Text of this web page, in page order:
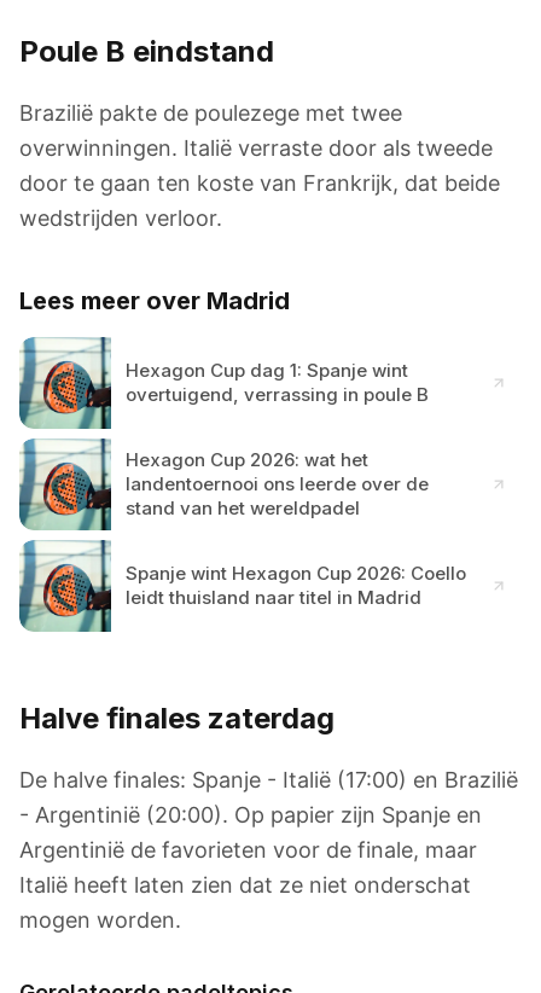
Poule B eindstand
Brazilië pakte de poulezege met twee
overwinningen. Italië verraste door als tweede
door te gaan ten koste van Frankrijk, dat beide
wedstrijden verloor.
Lees meer over Madrid
Hexagon Cup dag 1: Spanje wint
overtuigend, verrassing in poule B
Hexagon Cup 2026: wat het
landentoernooi ons leerde over de
stand van het wereldpadel
Spanje wint Hexagon Cup 2026: Coello
leidt thuisland naar titel in Madrid
Halve finales zaterdag
De halve finales: Spanje - Italië (17:00) en Brazilië
- Argentinië (20:00). Op papier zijn Spanje en
Argentinië de favorieten voor de finale, maar
Italië heeft laten zien dat ze niet onderschat
mogen worden.